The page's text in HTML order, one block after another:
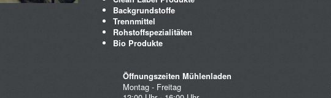
Backgrundstoffe
Trennmittel
Rohstoffspezialitäten
Bio Produkte
Öffnungszeiten Mühlenladen
Montag - Freitag